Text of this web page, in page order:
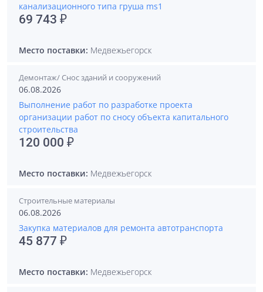
канализационного типа груша ms1
69 743 ₽
Место поставки: Медвежьегорск
Демонтаж/ Снос зданий и сооружений
06.08.2026
Выполнение работ по разработке проекта
организации работ по сносу объекта капитального
строительства
120 000 ₽
Место поставки: Медвежьегорск
Строительные материалы
06.08.2026
Закупка материалов для ремонта автотранспорта
45 877 ₽
Место поставки: Медвежьегорск